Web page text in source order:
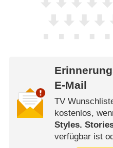
E-Mail
TV
kostenlos,
Styles.
verfügbar ist